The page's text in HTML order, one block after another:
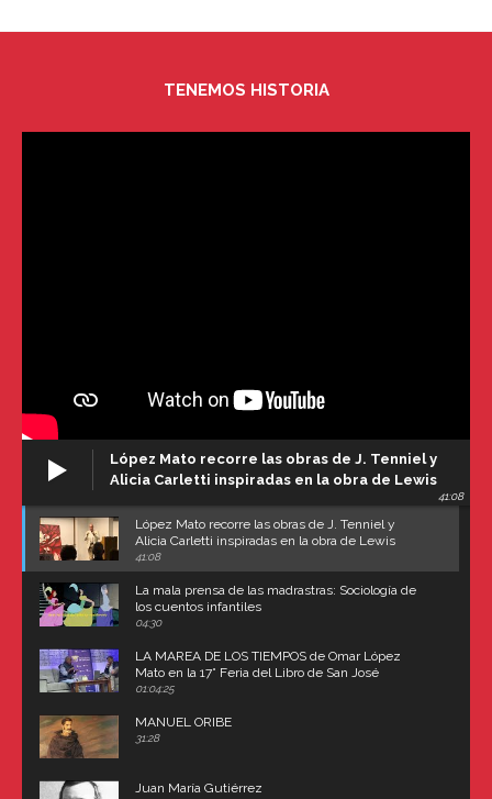
TENEMOS HISTORIA
López Mato recorre las obras de J. Tenniel y
Alicia Carletti inspiradas en la obra de Lewis
41:08
López Mato recorre las obras de J. Tenniel y
Alicia Carletti inspiradas en la obra de Lewis
Carroll
41:08
La mala prensa de las madrastras: Sociología de
los cuentos infantiles
04:30
LA MAREA DE LOS TIEMPOS de Omar López
Mato en la 17° Feria del Libro de San José
(Uruguay)
01:04:25
MANUEL ORIBE
31:28
Juan María Gutiérrez